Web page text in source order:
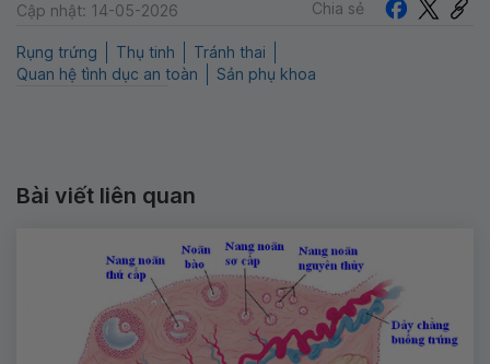
Cập nhật: 14-05-2026 Chia sẻ
Rụng trứng Thụ tinh
Tránh thai
Quan hệ tình dục an toàn
Sản phụ khoa
Bài viết liên quan